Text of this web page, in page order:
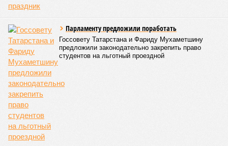
Версия //Общество //В Татарстане планируют адаптировать сервисы
для увеличения турпотока из Китая
В Татарстане планируют адаптировать сервисы для
увеличения турпотока из Китая
Культура и маршруты